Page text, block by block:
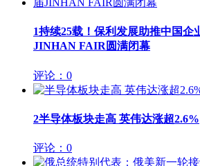
1持续25载！保利发展助推中国企
JINHAN FAIR圆满闭幕
评论：0
2半导体板块走高 英伟达涨超2.6%
评论：0